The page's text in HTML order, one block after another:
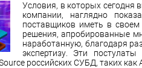
Условия, в которых сегодня
компании, наглядно
поставщиков иметь в
решения, апробированные
наработанную, благодаря
экспертизу. Эти
российских СУБД, таких как